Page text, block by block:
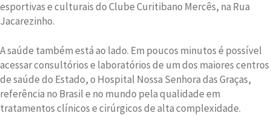
esportivas e culturais do Clube Curitibano Mercês, na Rua
Jacarezinho.
A saúde também está ao lado. Em poucos minutos é possível
acessar consultórios e laboratórios de um dos maiores centros
de saúde do Estado, o Hospital Nossa Senhora das Graças,
referência no Brasil e no mundo pela qualidade em
tratamentos clínicos e cirúrgicos de alta complexidade.